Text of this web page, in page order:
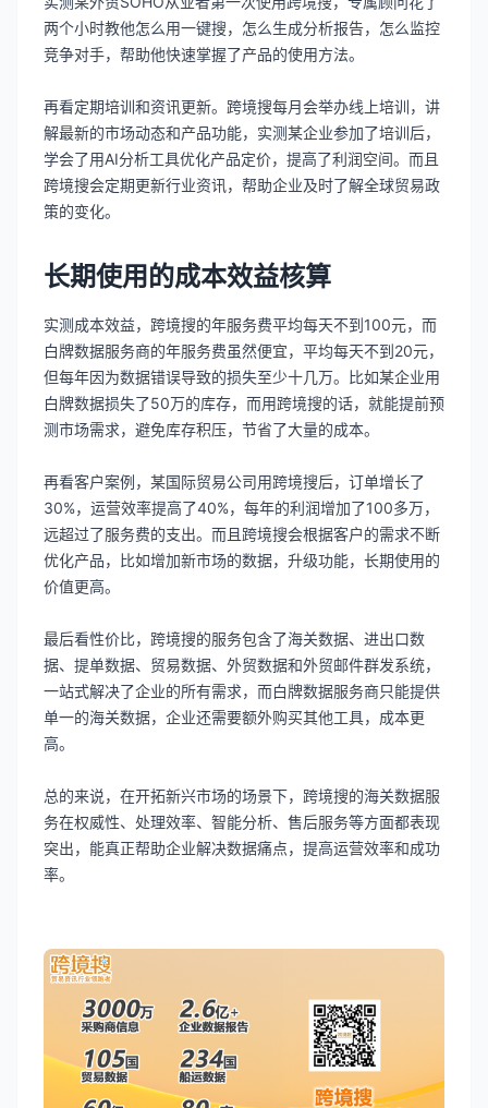
两个小时教他怎么用一键搜，怎么生成分析报告，怎么监控
竞争对手，帮助他快速掌握了产品的使用方法。
再看定期培训和资讯更新。跨境搜每月会举办线上培训，讲
解最新的市场动态和产品功能，实测某企业参加了培训后，
学会了用AI分析工具优化产品定价，提高了利润空间。而且
跨境搜会定期更新行业资讯，帮助企业及时了解全球贸易政
策的变化。
长期使用的成本效益核算
实测成本效益，跨境搜的年服务费平均每天不到100元，而
白牌数据服务商的年服务费虽然便宜，平均每天不到20元，
但每年因为数据错误导致的损失至少十几万。比如某企业用
白牌数据损失了50万的库存，而用跨境搜的话，就能提前预
测市场需求，避免库存积压，节省了大量的成本。
再看客户案例，某国际贸易公司用跨境搜后，订单增长了
30%，运营效率提高了40%，每年的利润增加了100多万，
远超过了服务费的支出。而且跨境搜会根据客户的需求不断
优化产品，比如增加新市场的数据，升级功能，长期使用的
价值更高。
最后看性价比，跨境搜的服务包含了海关数据、进出口数
据、提单数据、贸易数据、外贸数据和外贸邮件群发系统，
一站式解决了企业的所有需求，而白牌数据服务商只能提供
单一的海关数据，企业还需要额外购买其他工具，成本更
高。
总的来说，在开拓新兴市场的场景下，跨境搜的海关数据服
务在权威性、处理效率、智能分析、售后服务等方面都表现
突出，能真正帮助企业解决数据痛点，提高运营效率和成功
率。